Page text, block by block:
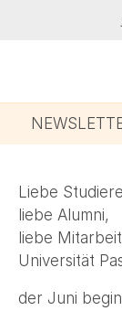
Liebe
liebe Alumni,
liebe
Universität
der Juni